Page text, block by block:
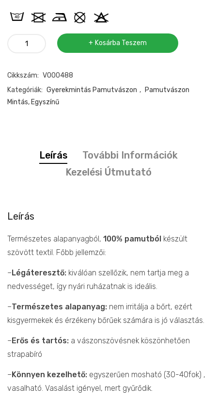
Pamutvászon
mennyiség
Kosárba Teszem
Cikkszám: V000488
Kategóriák: Gyerekmintás Pamutvászon , Pamutvászon
Mintás, Egyszínű
Leírás
További Információk
Kezelési Útmutató
Leírás
Természetes alapanyagból, 100% pamutból készült
szövött textil. Főbb jellemzői:
–Légáteresztő: kiválóan szellőzik, nem tartja meg a
nedvességet, így nyári ruházatnak is ideális.
–Természetes alapanyag: nem irritálja a bőrt, ezért
kisgyermekek és érzékeny bőrűek számára is jó választás.
–Erős és tartós: a vászonszövésnek köszönhetően
strapabíró
–Könnyen kezelhető: egyszerűen mosható (30-40fok) ,
vasalható. Vasalást igényel, mert gyűrődik.